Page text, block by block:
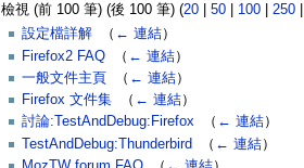
檢視 (前 100 筆) (後 100 筆) (20| 50| 100| 250
設定檔詳解‎ （ ← 連結）
Firefox2 FAQ‎ （ ← 連結）
一般文件主頁‎ （ ← 連結）
Firefox 文件集‎ （ ← 連結）
討論:TestAndDebug:Firefox‎ （ ← 連結）
TestAndDebug:Thunderbird
（ ← 連結）